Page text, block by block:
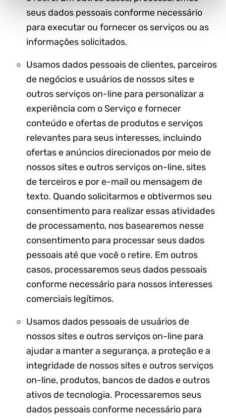
seus dados pessoais conforme necessário
para executar ou fornecer os serviços ou as
informações solicitados.
Usamos dados pessoais de clientes, parceiros
de negócios e usuários de nossos sites e
outros serviços on-line para personalizar a
experiência com o Serviço e fornecer
conteúdo e ofertas de produtos e serviços
relevantes para seus interesses, incluindo
ofertas e anúncios direcionados por meio de
nossos sites e outros serviços on-line, sites
de terceiros e por e-mail ou mensagem de
texto. Quando solicitarmos e obtivermos seu
consentimento para realizar essas atividades
de processamento, nos basearemos nesse
consentimento para processar seus dados
pessoais até que você o retire. Em outros
casos, processaremos seus dados pessoais
conforme necessário para nossos interesses
comerciais legítimos.
Usamos dados pessoais de usuários de
nossos sites e outros serviços on-line para
ajudar a manter a segurança, a proteção e a
integridade de nossos sites e outros serviços
on-line, produtos, bancos de dados e outros
ativos de tecnologia. Processaremos seus
dados pessoais conforme necessário para